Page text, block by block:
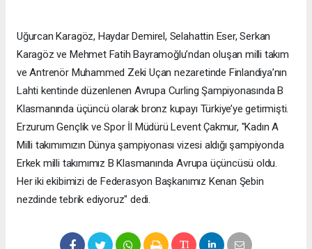
Uğurcan Karagöz, Haydar Demirel, Selahattin Eser, Serkan
Karagöz ve Mehmet Fatih Bayramoğlu’ndan oluşan milli takım
ve Antrenör Muhammed Zeki Uçan nezaretinde Finlandiya’nın
Lahti kentinde düzenlenen Avrupa Curling Şampiyonasında B
Klasmanında üçüncü olarak bronz kupayı Türkiye’ye getirmişti.
Erzurum Gençlik ve Spor İl Müdürü Levent Çakmur, "Kadın A
Milli takımımızın Dünya şampiyonası vizesi aldığı şampiyonda
Erkek milli takımımız B Klasmanında Avrupa üçüncüsü oldu.
Her iki ekibimizi de Federasyon Başkanımız Kenan Şebin
nezdinde tebrik ediyoruz" dedi.